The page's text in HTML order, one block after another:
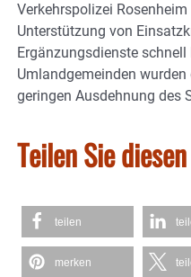
Verkehrspolizei
Unterstützung von
Ergänzungsdienste
Umlandgemeinden
geringen Ausdehnung des
Teilen Sie
teilen
merken